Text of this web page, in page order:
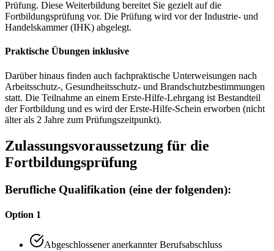
Prüfung. Diese Weiterbildung bereitet Sie gezielt auf die
Fortbildungsprüfung vor. Die Prüfung wird vor der Industrie- und
Handelskammer (IHK) abgelegt.
Praktische Übungen inklusive
Darüber hinaus finden auch fachpraktische Unterweisungen nach
Arbeitsschutz-, Gesundheitsschutz- und Brandschutzbestimmungen
statt. Die Teilnahme an einem Erste-Hilfe-Lehrgang ist Bestandteil
der Fortbildung und es wird der Erste-Hilfe-Schein erworben (nicht
älter als 2 Jahre zum Prüfungszeitpunkt).
Zulassungsvoraussetzung für die
Fortbildungsprüfung
Berufliche Qualifikation (eine der folgenden):
Option 1
Abgeschlossener anerkannter Berufsabschluss